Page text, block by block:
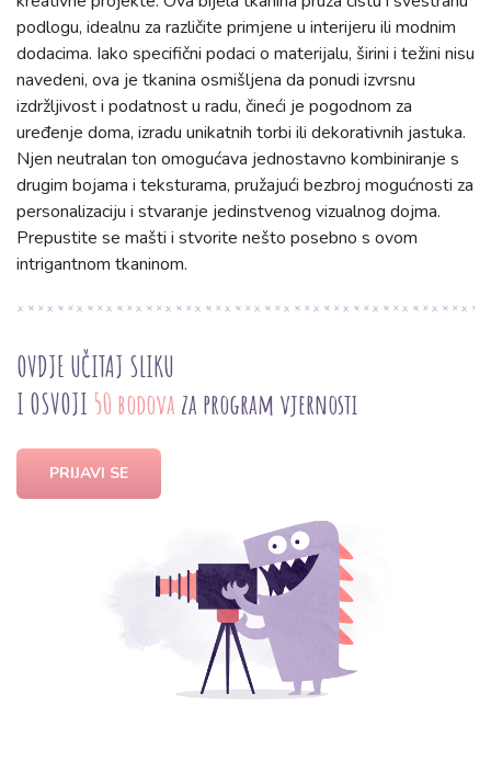
podlogu, idealnu za različite primjene u interijeru ili modnim
dodacima. Iako specifični podaci o materijalu, širini i težini nisu
navedeni, ova je tkanina osmišljena da ponudi izvrsnu
izdržljivost i podatnost u radu, čineći je pogodnom za
uređenje doma, izradu unikatnih torbi ili dekorativnih jastuka.
Njen neutralan ton omogućava jednostavno kombiniranje s
drugim bojama i teksturama, pružajući bezbroj mogućnosti za
personalizaciju i stvaranje jedinstvenog vizualnog dojma.
Prepustite se mašti i stvorite nešto posebno s ovom
intrigantnom tkaninom.
OVDJE UČITAJ SLIKU
I OSVOJI 50 bodova za program vjernosti
PRIJAVI SE